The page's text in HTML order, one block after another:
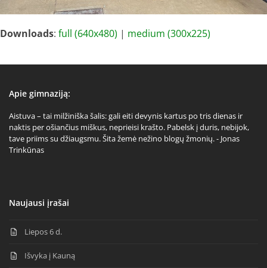
Downloads: full (640x480) | medium (300x225)
Apie gimnaziją:
Aistuva – tai milžiniška šalis: gali eiti devynis kartus po tris dienas ir
naktis per ošiančius miškus, neprieisi krašto. Pabelsk į duris, nebijok,
tave priims su džiaugsmu. Šita žemė nežino blogų žmonių. - Jonas
Trinkūnas
Naujausi įrašai
Liepos 6 d.
Išvyka į Kauną